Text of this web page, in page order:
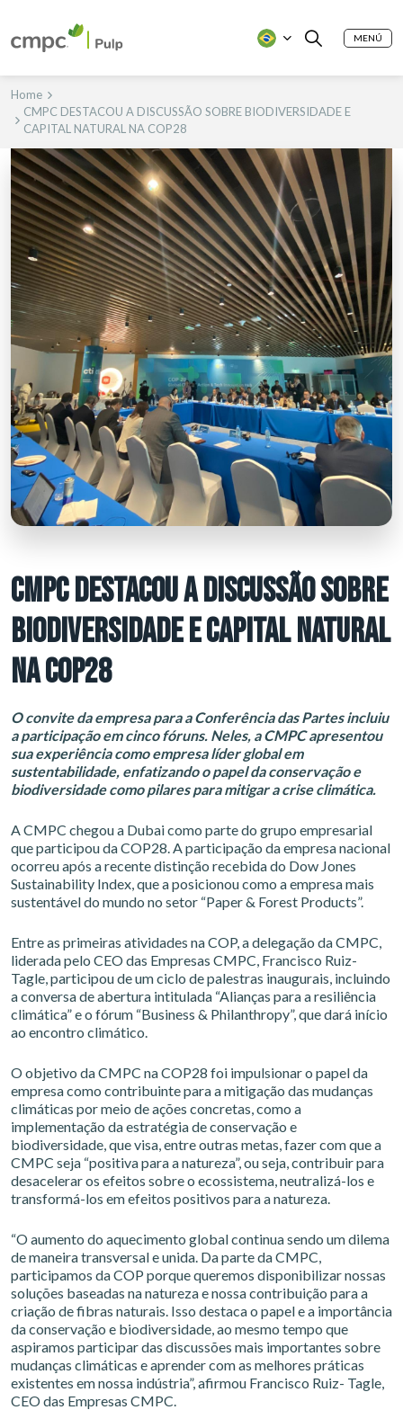
MENÚ
Home
CMPC DESTACOU A DISCUSSÃO SOBRE BIODIVERSIDADE E
CAPITAL NATURAL NA COP28
CMPC DESTACOU A DISCUSSÃO SOBRE
BIODIVERSIDADE E CAPITAL NATURAL
NA COP28
O convite da empresa para a Conferência das Partes incluiu
a participação em cinco fóruns. Neles, a CMPC apresentou
sua experiência como empresa líder global em
sustentabilidade, enfatizando o papel da conservação e
biodiversidade como pilares para mitigar a crise climática.
A CMPC chegou a Dubai como parte do grupo empresarial
que participou da COP28. A participação da empresa nacional
ocorreu após a recente distinção recebida do Dow Jones
Sustainability Index, que a posicionou como a empresa mais
sustentável do mundo no setor “Paper & Forest Products”.
Entre as primeiras atividades na COP, a delegação da CMPC,
liderada pelo CEO das Empresas CMPC, Francisco Ruiz-
Tagle, participou de um ciclo de palestras inaugurais, incluindo
a conversa de abertura intitulada “Alianças para a resiliência
climática” e o fórum “Business & Philanthropy”, que dará início
ao encontro climático.
O objetivo da CMPC na COP28 foi impulsionar o papel da
empresa como contribuinte para a mitigação das mudanças
climáticas por meio de ações concretas, como a
implementação da estratégia de conservação e
biodiversidade, que visa, entre outras metas, fazer com que a
CMPC seja “positiva para a natureza”, ou seja, contribuir para
desacelerar os efeitos sobre o ecossistema, neutralizá-los e
transformá-los em efeitos positivos para a natureza.
“O aumento do aquecimento global continua sendo um dilema
de maneira transversal e unida. Da parte da CMPC,
participamos da COP porque queremos disponibilizar nossas
soluções baseadas na natureza e nossa contribuição para a
criação de fibras naturais. Isso destaca o papel e a importância
da conservação e biodiversidade, ao mesmo tempo que
aspiramos participar das discussões mais importantes sobre
mudanças climáticas e aprender com as melhores práticas
existentes em nossa indústria”, afirmou Francisco Ruiz- Tagle,
CEO das Empresas CMPC.